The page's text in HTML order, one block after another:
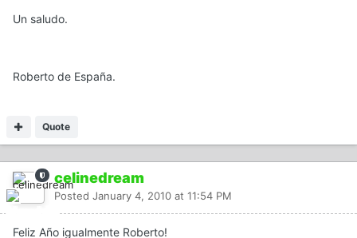
Un saludo.
Roberto de España.
Quote
celinedream
Posted January 4, 2010 at 11:54 PM
Feliz Año igualmente Roberto!